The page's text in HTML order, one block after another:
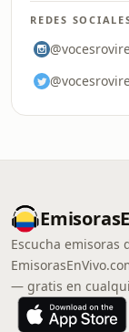
REDES
Escucha emisoras
— gratis en